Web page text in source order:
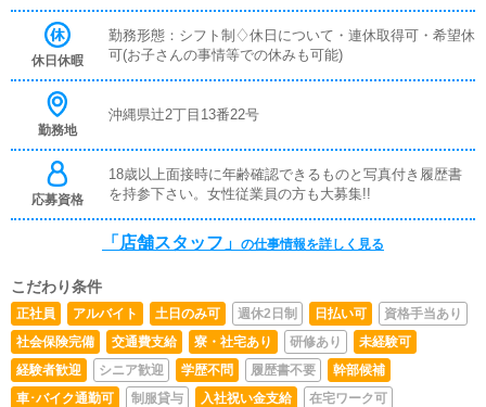
休日休暇
勤務形態：シフト制♢休日について・連休取得可・希望休
可(お子さんの事情等での休みも可能)
勤務地
沖縄県辻2丁目13番22号
応募資格
18歳以上面接時に年齢確認できるものと写真付き履歴書
を持参下さい。女性従業員の方も大募集!!
「店舗スタッフ」 の仕事情報を詳しく見る
こだわり条件
正社員 アルバイト 土日のみ可 週休2日制 日払い可
資格手当あり
社会保険完備
交通費支給 寮・社宅あり 研修あり
未経験可
経験者歓迎
シニア歓迎 学歴不問 履歴書不要
幹部候補
車･バイク通勤可
制服貸与 入社祝い金支給 在宅ワーク可